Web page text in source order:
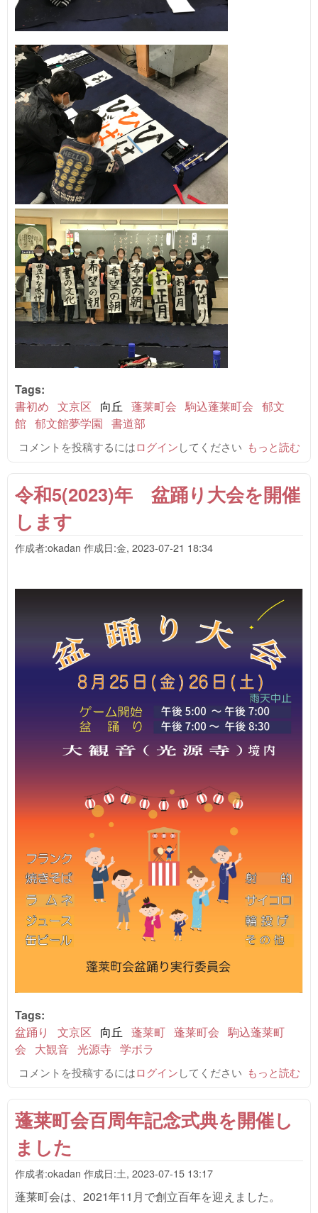
Tags:
書初め 文京区 向丘 蓬莱町会 駒込蓬莱町会 郁文
館 郁文館夢学園 書道部
第7回 小学
について
もっと読む
コメントを投稿するにはログインしてください
令和5(2023)年 盆踊り大会を開催
します
作成者:okadan 作成日:金, 2023-07-21 18:34
Tags:
盆踊り
文京区 向丘 蓬莱町 蓬莱町会 駒込蓬莱町
会
大観音 光源寺 学ボラ
令和5(2023)
す について
もっと読む
コメントを投稿するにはログインしてください
蓬莱町会百周年記念式典を開催し
ました
作成者:okadan 作成日:土, 2023-07-15 13:17
蓬莱町会は、2021年11月で創立百年を迎えました。